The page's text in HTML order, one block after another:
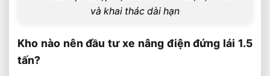
và khai thác dài hạn
Kho nào nên đầu tư xe nâng điện đứng lái 1.5
tấn?